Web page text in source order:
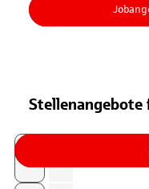
Stellenangebote
Suchfeld
Tippen Sie, um nach
Tippen Sie, um nach